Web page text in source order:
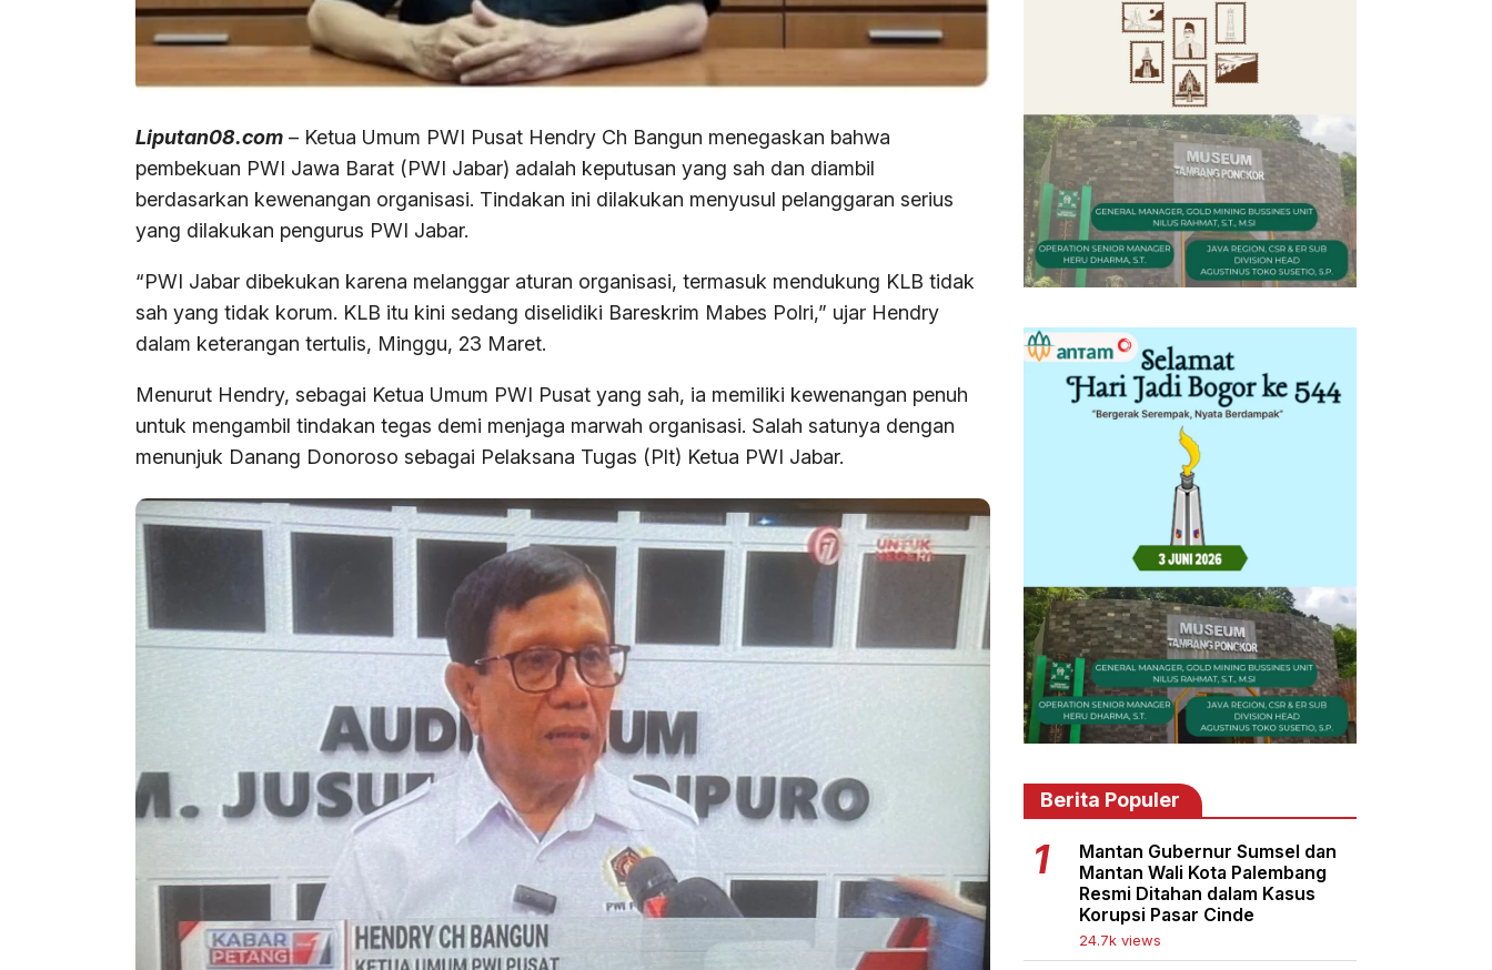
Liputan08.com – Ketua Umum PWI Pusat Hendry Ch Bangun menegaskan bahwa
pembekuan PWI Jawa Barat (PWI Jabar) adalah keputusan yang sah dan diambil
berdasarkan kewenangan organisasi. Tindakan ini dilakukan menyusul pelanggaran serius
yang dilakukan pengurus PWI Jabar.
“PWI Jabar dibekukan karena melanggar aturan organisasi, termasuk mendukung KLB tidak
sah yang tidak korum. KLB itu kini sedang diselidiki Bareskrim Mabes Polri,” ujar Hendry
dalam keterangan tertulis, Minggu, 23 Maret.
Menurut Hendry, sebagai Ketua Umum PWI Pusat yang sah, ia memiliki kewenangan penuh
untuk mengambil tindakan tegas demi menjaga marwah organisasi. Salah satunya dengan
menunjuk Danang Donoroso sebagai Pelaksana Tugas (Plt) Ketua PWI Jabar.
Berita Populer
Mantan Gubernur Sumsel dan
Mantan Wali Kota Palembang
Resmi Ditahan dalam Kasus
Korupsi Pasar Cinde
24.7k views